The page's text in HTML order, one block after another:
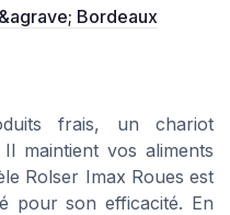
Bordeaux
frais, un chariot
maintient vos aliments
Rolser Imax Roues est
pour son efficacité. En